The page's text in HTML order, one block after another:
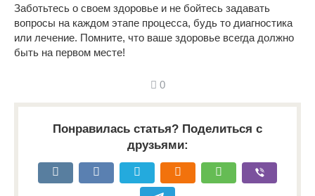
Заботьтесь о своем здоровье и не бойтесь задавать
вопросы на каждом этапе процесса, будь то диагностика
или лечение. Помните, что ваше здоровье всегда должно
быть на первом месте!
0
Понравилась статья? Поделиться с
друзьями: